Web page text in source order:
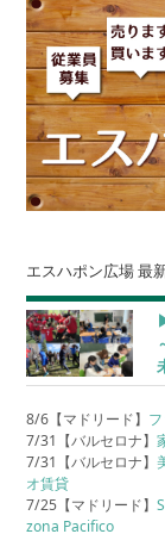
エスハポン広場 最
8/6【マドリード】
7/31【バルセロナ】
7/31【バルセロナ】
オ賃貸
7/25【マドリード】
zona Pacifico